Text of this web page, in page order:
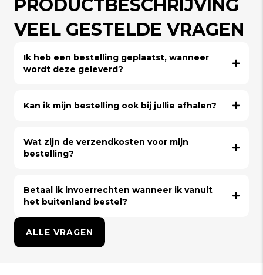
PRODUCTBESCHRIJVING
VEEL GESTELDE VRAGEN
Ik heb een bestelling geplaatst, wanneer
wordt deze geleverd?
Kan ik mijn bestelling ook bij jullie afhalen?
Wat zijn de verzendkosten voor mijn
bestelling?
Betaal ik invoerrechten wanneer ik vanuit
het buitenland bestel?
ALLE VRAGEN